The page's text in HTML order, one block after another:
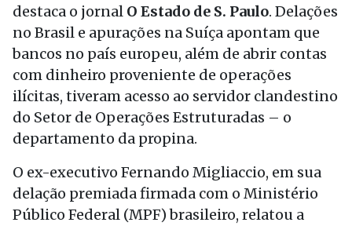
destaca o jornal O Estado de S. Paulo. Delações
no Brasil e apurações na Suíça apontam que
bancos no país europeu, além de abrir contas
com dinheiro proveniente de operações
ilícitas, tiveram acesso ao servidor clandestino
do Setor de Operações Estruturadas – o
departamento da propina.
O ex-executivo Fernando Migliaccio, em sua
delação premiada firmada com o Ministério
Público Federal (MPF) brasileiro, relatou a